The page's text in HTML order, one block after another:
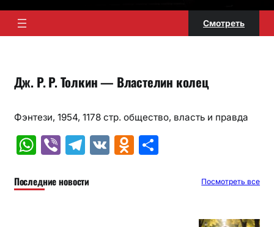
Смотреть
Дж. Р. Р. Толкин — Властелин колец
Фэнтези, 1954, 1178 стр. общество, власть и правда
W
at
Vi
er
T
e
V O О
Последние новости Посмотреть все